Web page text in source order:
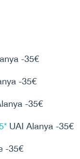
-35€
-35€
-35€
UAI Alanya -35€
-35€